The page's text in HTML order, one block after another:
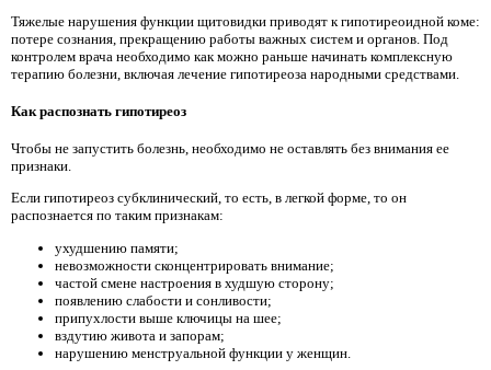
Тяжелые нарушения функции щитовидки приводят к гипотиреоидной коме:
потере сознания, прекращению работы важных систем и органов. Под
контролем врача необходимо как можно раньше начинать комплексную
терапию болезни, включая лечение гипотиреоза народными средствами.
Как распознать гипотиреоз
Чтобы не запустить болезнь, необходимо не оставлять без внимания ее
признаки.
Если гипотиреоз субклинический, то есть, в легкой форме, то он
распознается по таким признакам:
ухудшению памяти;
невозможности сконцентрировать внимание;
частой смене настроения в худшую сторону;
появлению слабости и сонливости;
припухлости выше ключицы на шее;
вздутию живота и запорам;
нарушению менструальной функции у женщин.